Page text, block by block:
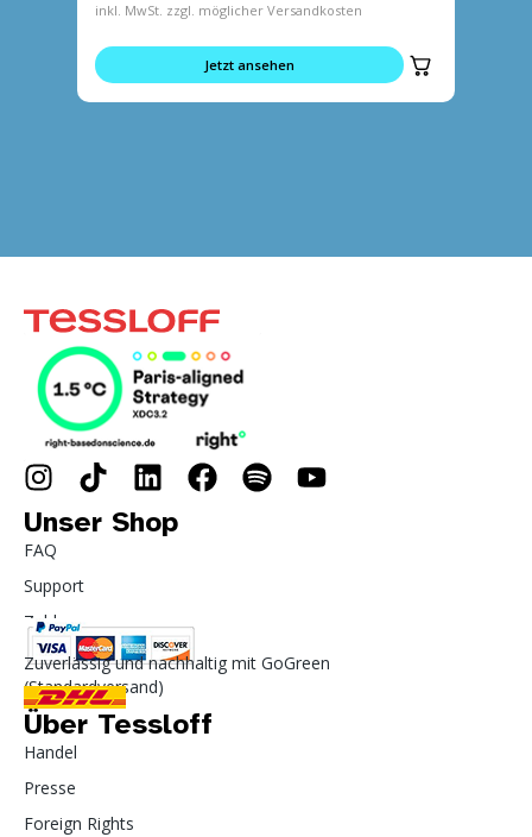
inkl. MwSt. zzgl. möglicher Versandkosten
Jetzt ansehen
Unser Shop
FAQ
Support
Zahlung
Zuverlässig und nachhaltig mit GoGreen
(Standardversand)
Über Tessloff
Handel
Presse
Foreign Rights